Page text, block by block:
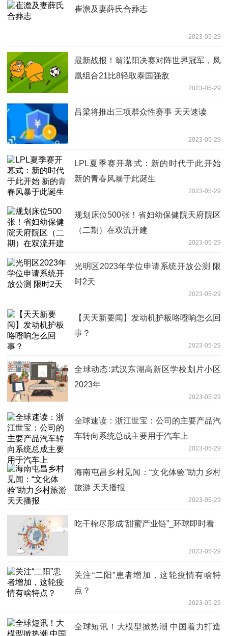
崔澹及妻薛氏合葬志
2023-05-29
最新战报！翁泓阳决赛对阵世界冠军，凤
凰组合21比8轻取泰国强敌
2023-05-29
吕梁将推出三项群众性赛事 天天速读
2023-05-29
LPL夏季赛开幕式：新的时代于此开始
新的青春风暴于此诞生
2023-05-29
规划床位500张！省妇幼保健院天府院区
（二期）在双流开建
2023-05-29
光明区2023年学位申请系统开放公测 限
时2天
2023-05-29
【天天新要闻】发动机护板咯噔响怎么回
事？
2023-05-29
全球动态:武汉东湖高新区学校划片小区
2023年
2023-05-29
全球速读：浙江世宝：公司的主要产品汽
车转向系统总成主要用于汽车上
2023-05-29
海南屯昌乡村见闻：“文化体验”助力乡村
旅游 天天播报
2023-05-29
吃干榨尽形成“甜蜜产业链”_环球即时看
2023-05-29
关注“二阳”患者增加，这轮疫情有啥特
点？
2023-05-29
全球短讯！大模型掀热潮 中国着力打造